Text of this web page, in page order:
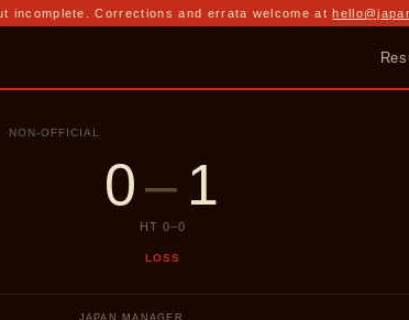
incomplete. Corrections and errata welcome at
NON-OFFICIAL
0– 1
HT 0–0
LOSS
JAPAN MANAGER